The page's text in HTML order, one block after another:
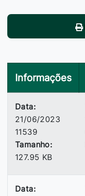
Informações
Data:
21/06/2023
11539
Tamanho:
127.95 KB
Data: